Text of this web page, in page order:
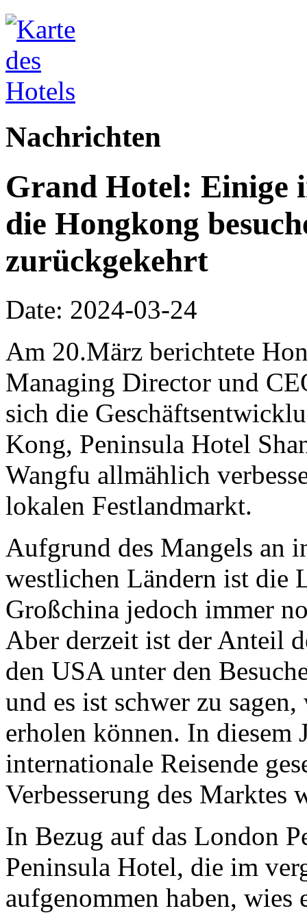
Nachrichten
Grand Hotel: Einige
die Hongkong
zurückgekehrt
Date: 2024-03-24
Am 20.März berichtete
Managing Director und
sich die
Kong, Peninsula Hotel
Wangfu allmählich
lokalen Festlandmarkt.
Aufgrund des Mangels an
westlichen Ländern ist die
Großchina jedoch immer
Aber derzeit ist der Anteil
den USA unter den
und es ist schwer zu
erholen können. In diesem
internationale Reisende
Verbesserung des Marktes
In Bezug auf das London
Peninsula Hotel, die im
aufgenommen haben,